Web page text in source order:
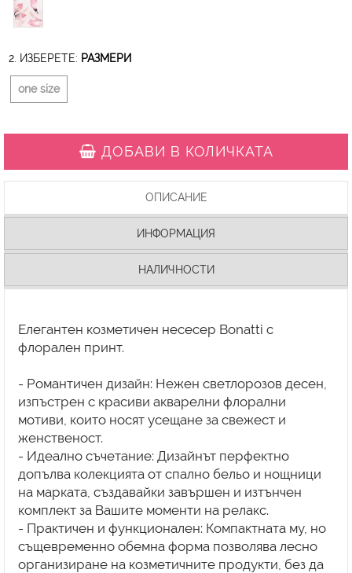
2. ИЗБЕРЕТЕ: РАЗМЕРИ
one size
ДОБАВИ В КОЛИЧКАТА
ОПИСАНИЕ
ИНФОРМАЦИЯ
НАЛИЧНОСТИ
Елегантен козметичен несесер Bonatti с
флорален принт.
- Романтичен дизайн: Нежен светлорозов десен,
изпъстрен с красиви акварелни флорални
мотиви, които носят усещане за свежест и
женственост.
- Идеално съчетание: Дизайнът перфектно
допълва колекцията от спално бельо и нощници
на марката, създавайки завършен и изтънчен
комплект за Вашите моменти на релакс.
- Практичен и функционален: Компактната му, но
същевременно обемна форма позволява лесно
организиране на козметичните продукти, без да